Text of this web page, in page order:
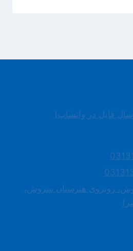
روبروی هنرستان سروش،